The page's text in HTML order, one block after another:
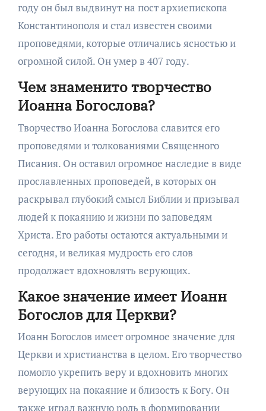
году он был выдвинут на пост архиепископа
Константинополя и стал известен своими
проповедями, которые отличались ясностью и
огромной силой. Он умер в 407 году.
Чем знаменито творчество
Иоанна Богослова?
Творчество Иоанна Богослова славится его
проповедями и толкованиями Священного
Писания. Он оставил огромное наследие в виде
прославленных проповедей, в которых он
раскрывал глубокий смысл Библии и призывал
людей к покаянию и жизни по заповедям
Христа. Его работы остаются актуальными и
сегодня, и великая мудрость его слов
продолжает вдохновлять верующих.
Какое значение имеет Иоанн
Богослов для Церкви?
Иоанн Богослов имеет огромное значение для
Церкви и христианства в целом. Его творчество
помогло укрепить веру и вдохновить многих
верующих на покаяние и близость к Богу. Он
также играл важную роль в формировании